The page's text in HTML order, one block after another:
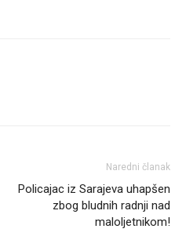
Naredni članak
Policajac iz Sarajeva uhapšen
zbog bludnih radnji nad
maloljetnikom!